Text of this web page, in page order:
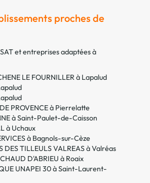
proches de
et entreprises adaptées à
LE FOURNILLER à Lapalud
PROVENCE à Pierrelatte
à Saint-Paulet-de-Caisson
à Uchaux
à Bagnols-sur-Cèze
DES TILLEULS VALREAS à Valréas
D'ABRIEU à Roaix
UNAPEI 30 à Saint-Laurent-